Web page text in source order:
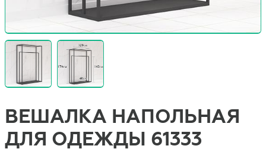
ВЕШАЛКА НАПОЛЬНАЯ
ДЛЯ ОДЕЖДЫ 61333